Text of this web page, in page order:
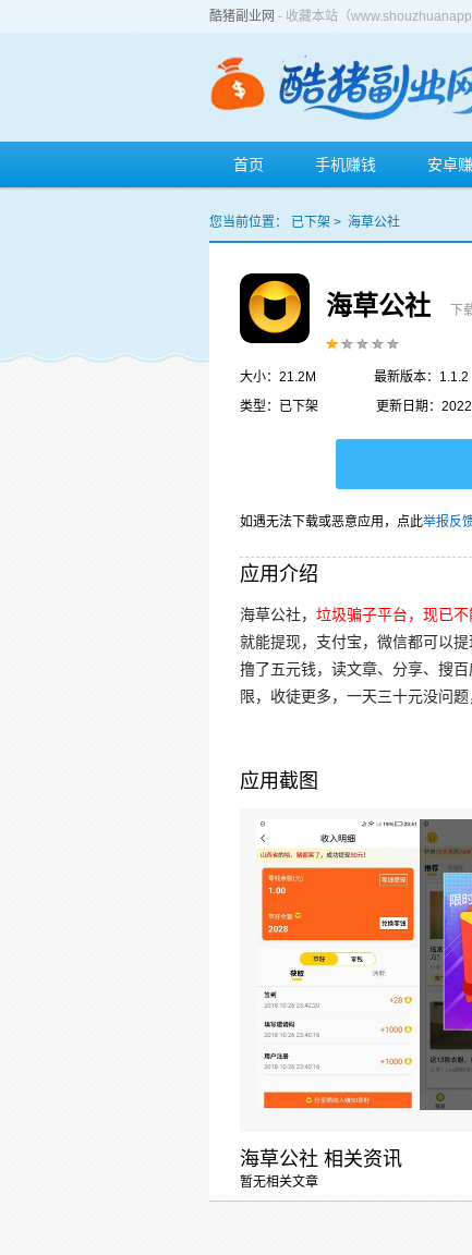
酷猪副业网 - 收藏本站（
首页 手机赚钱 安卓
您当前位置： 已下架 > 海草公社
海草公社 下
大小：21.2M 最新版本：1.1.2
类型：已下架
更新日期：
如遇无法下载或恶意应用，点此举报反
应用介绍
海草公社， 垃圾骗子平台，现已不
就能提现，支付宝，微信都可以
撸了五元钱，读文章、分享、搜
限，收徒更多，一天三十元没问
应用截图
海草公社 相关资讯
暂无相关文章